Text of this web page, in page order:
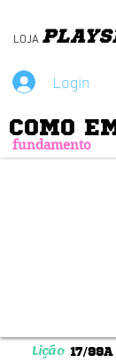
LOJA PLAY
Login
fundamento
COMO
Lição 17/99A